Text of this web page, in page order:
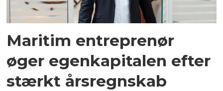
Maritim entreprenør
øger egenkapitalen efter
stærkt årsregnskab